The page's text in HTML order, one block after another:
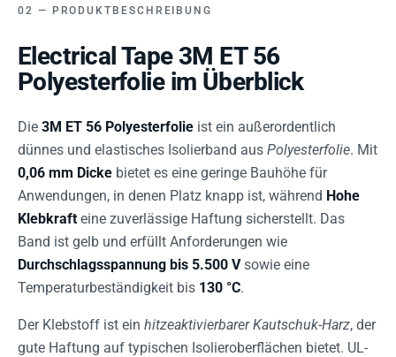
PRODUKTBESCHREIBUNG
Electrical Tape 3M ET 56
Polyesterfolie im Überblick
Die 3M ET 56 Polyesterfolie ist ein außerordentlich
dünnes und elastisches Isolierband aus Polyesterfolie. Mit
0,06 mm Dicke bietet es eine geringe Bauhöhe für
Anwendungen, in denen Platz knapp ist, während Hohe
Klebkraft eine zuverlässige Haftung sicherstellt. Das
Band ist gelb und erfüllt Anforderungen wie
Durchschlagsspannung bis 5.500 Vsowie eine
Temperaturbeständigkeit bis 130 °C.
Der Klebstoff ist ein hitzeaktivierbarer Kautschuk-Harz, der
gute Haftung auf typischen Isolieroberflächen bietet. UL-